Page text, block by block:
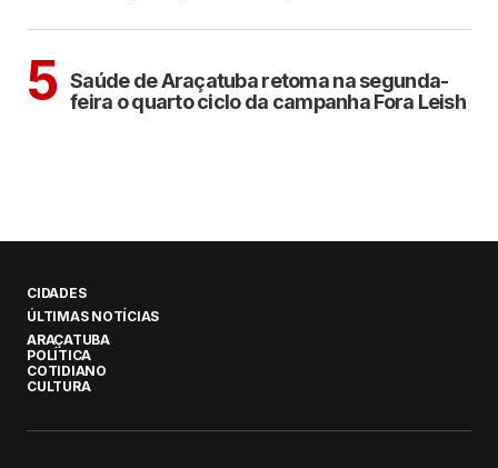
5 Saúde de Araçatuba retoma na segunda-
feira o quarto ciclo da campanha Fora Leish
CIDADES
ÚLTIMAS NOTÍCIAS
ARAÇATUBA
POLÍTICA
COTIDIANO
CULTURA